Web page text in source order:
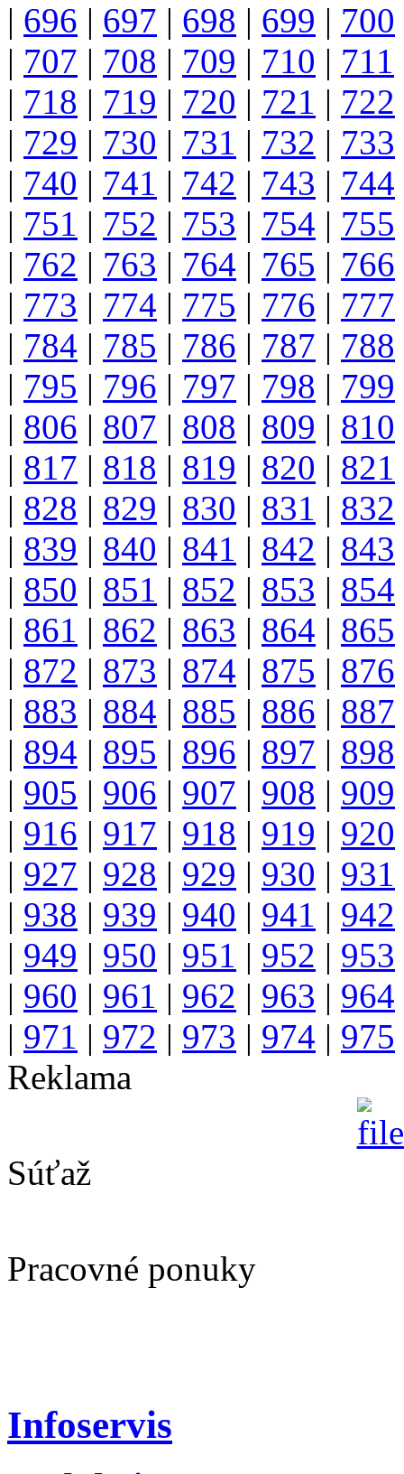
| 696 | 697 | 698 | 699 | 700
| 707 | 708 | 709 | 710 | 711
| 718 | 719 | 720 | 721 | 722
| 729 | 730 | 731 | 732 | 733
| 740 | 741 | 742 | 743 | 744
| 751 | 752 | 753 | 754 | 755
| 762 | 763 | 764 | 765 | 766
| 773 | 774 | 775 | 776 | 777
| 784 | 785 | 786 | 787 | 788
| 795 | 796 | 797 | 798 | 799
| 806 | 807 | 808 | 809 | 810
| 817 | 818 | 819 | 820 | 821
| 828 | 829 | 830 | 831 | 832
| 839 | 840 | 841 | 842 | 843
| 850 | 851 | 852 | 853 | 854
| 861 | 862 | 863 | 864 | 865
| 872 | 873 | 874 | 875 | 876
| 883 | 884 | 885 | 886 | 887
| 894 | 895 | 896 | 897 | 898
| 905 | 906 | 907 | 908 | 909
| 916 | 917 | 918 | 919 | 920
| 927 | 928 | 929 | 930 | 931
| 938 | 939 | 940 | 941 | 942
| 949 | 950 | 951 | 952 | 953
| 960 | 961 | 962 | 963 | 964
| 971 | 972 | 973 | 974 | 975
Reklama
Súťaž
Pracovné ponuky
Infoservis